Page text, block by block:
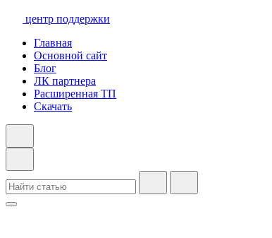
центр поддержки
Главная
Основной сайт
Блог
ЛК партнера
Расширенная ТП
Скачать